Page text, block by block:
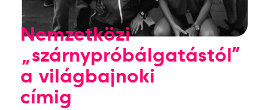
Nemzetközi
„szárnypróbálgatástól”
a világbajnoki
címig